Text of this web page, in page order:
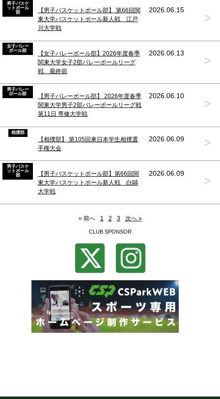
男子バスケ
ットボール
部
【男子バスケットボール部】 第66回関
東大学バスケットボール新人戦 江戸
川大学戦
2026.06.15
>
女子バレー
ボール部
【女子バレーボール部】2026年度春季
関東大学女子2部バレーボールリーグ
戦 最終節
2026.06.13
>
男子バレー
ボール部
【男子バレーボール部】 2026年度春季
関東大学男子2部バレーボールリーグ戦
第11日 専修大学戦
2026.06.10
>
相撲部
【相撲部】 第105回東日本学生相撲選
手権大会
2026.06.09 >
男子バスケ
ットボール
部
【男子バスケットボール部】第66回関
東大学バスケットボール新人戦 白鷗
大学戦
2026.06.09
>
« 前へ 1 2 3 次へ »
CLUB SPONSOR